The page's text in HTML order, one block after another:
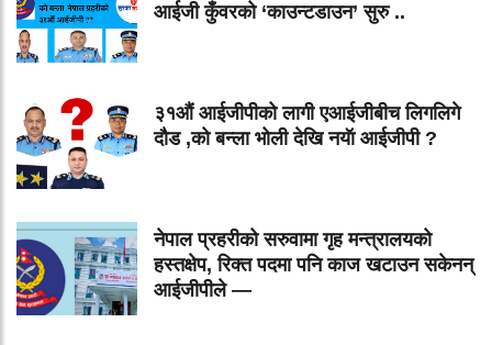
आईजी कुँवरको ‘काउन्टडाउन’ सुरु ..
३१औं आईजीपीको लागी एआईजीबीच लिगलिगे
दौड ,को बन्ला भोली देखि नयॅा आईजीपी ?
नेपाल प्रहरीको सरुवामा गृह मन्त्रालयको
हस्तक्षेप, रिक्त पदमा पनि काज खटाउन सकेनन्
आईजीपीले —